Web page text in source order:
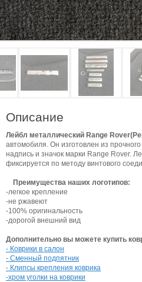
Описание
Лейбл металлический Range
автомобиля. Он изготовлен из
надпись и значок марки Range Rover.
фиксируется по методу винтового
Преимущества наших логотипов:
-легкое крепление
-не ржавеют
-100% оригинальность
-дорогой внешний вид
Дополнительно вы можете купить
- Коврики в салон
- Сменный подпятник
- Клипсы крепления коврика
-хром уголки на коврики